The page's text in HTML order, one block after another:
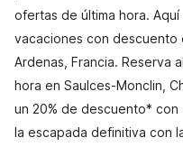
ofertas de última hora.
vacaciones con descuento
Ardenas, Francia. Reserva
hora en Saulces-Monclin,
un 20% de descuento*
la escapada definitiva con